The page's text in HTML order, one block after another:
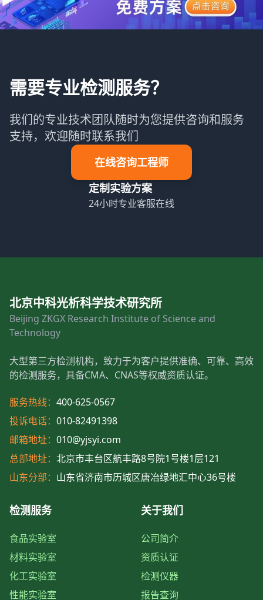
需要专业检测服务？
我们的专业技术团队随时为您提供咨询和服务
支持，欢迎随时联系我们
在线咨询工程师
定制实验方案
24小时专业客服在线
北京中科光析科学技术研究所
Beijing ZKGX Research Institute of Science and
Technology
大型第三方检测机构，致力于为客户提供准确、可靠、高效
的检测服务，具备CMA、CNAS等权威资质认证。
服务热线： 400-625-0567
投诉电话： 010-82491398
邮箱地址： 010@yjsyi.com
总部地址： 北京市丰台区航丰路8号院1号楼1层121
山东分部： 山东省济南市历城区唐冶绿地汇中心36号楼
检测服务
食品实验室
材料实验室
化工实验室
性能实验室
关于我们
公司简介
资质认证
检测仪器
报告查询